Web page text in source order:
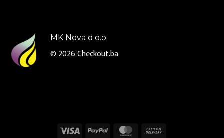
MK Nova d.o.o.
© 2026Checkout.ba